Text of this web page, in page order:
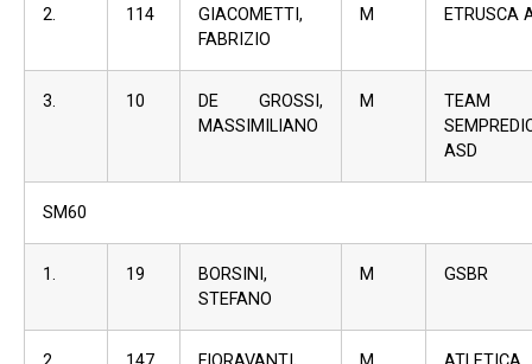
2. 114
GIACOMETTI,
FABRIZIO
M ETRUSCA
3. 10
DE GROSSI,
MASSIMILIANO
M
TEAM
ASD
SM60
1. 19
BORSINI,
STEFANO
M GSBR